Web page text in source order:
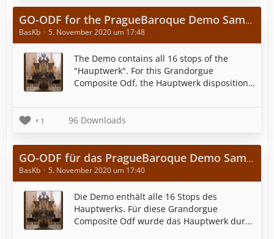
GO-ODF for the PragueBaroque Demo Sample Set from Sonus Paradisi
BasKb 5. November 2020 um 17:48
The Demo contains all 16 stops of the
"Hauptwerk". For this Grandorgue
Composite Odf, the Hauptwerk disposition
registers and 6 Pedal registers, all taken
from the Hauptwerk.
1 96 Downloads
GO-ODF für das PragueBaroque Demo Sample Set von Sonus Paradisi
BasKb 5. November 2020 um 17:40
Die Demo enthält alle 16 Stops des
Hauptwerks. Für diese Grandorgue
Composite Odf wurde das Hauptwerk durch